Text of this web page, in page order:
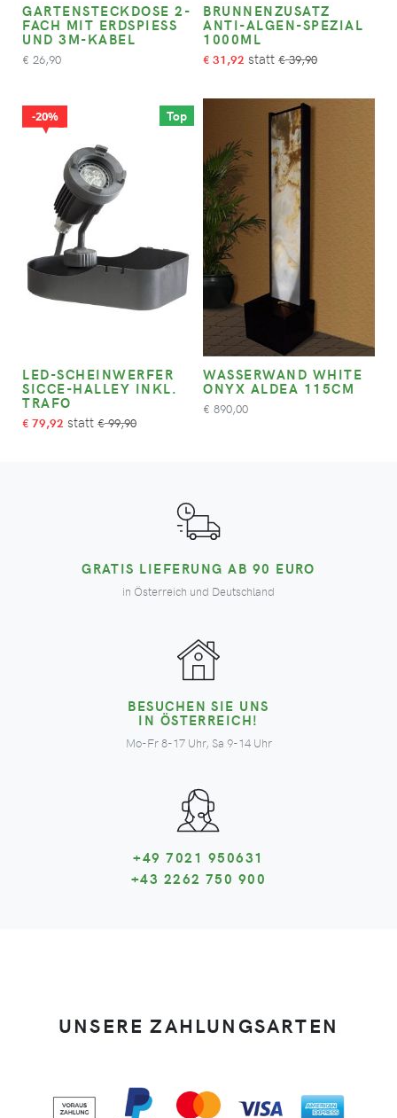
GARTENSTECKDOSE 2-
FACH MIT ERDSPIESS U
ND 3M-KABEL
€ 26,90
BRUNNENZUSATZ
ANTI-ALGEN-SPEZIAL
1000ML
€ 31,92 €39,90
Top
20%
LED-SCHEINWERFER
SICCE-HALLEY INKL.
TRAFO
€ 79,92 €99,90
WASSERWAND WHITE
ONYX ALDEA 115CM
€ 890,00
GRATIS LIEFERUNG AB 90 EURO
in Österreich und Deutschland
BESUCHEN SIE UNS
IN ÖSTERREICH!
Mo-Fr 8-17 Uhr, Sa 9-14 Uhr
+49 7021 950631
+43 2262 750 900
UNSERE ZAHLUNGSARTEN